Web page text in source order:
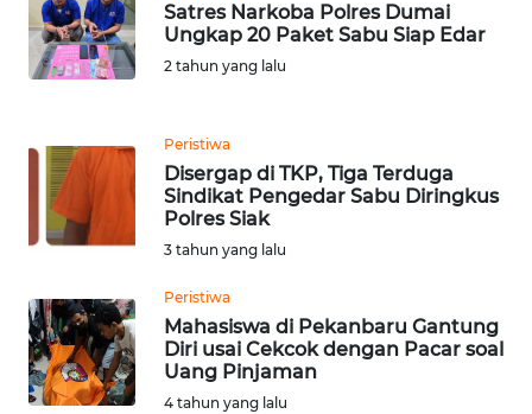
Satres Narkoba Polres Dumai
Ungkap 20 Paket Sabu Siap Edar
2 tahun yang lalu
Peristiwa
Disergap di TKP, Tiga Terduga
Sindikat Pengedar Sabu Diringkus
Polres Siak
3 tahun yang lalu
Peristiwa
Mahasiswa di Pekanbaru Gantung
Diri usai Cekcok dengan Pacar soal
Uang Pinjaman
4 tahun yang lalu
WN
GORONTALO
SULUT
WN
MALUKU
WN
MALUT
WN